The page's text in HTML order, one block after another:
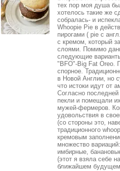
тех пор моя душа
хотелось такие же
собралась- и
Whoopie Pie в
пирогами ( pie с
с кремом, который
слоями. Помимо
следующие
"BFO"-Big Fat Oreo.
спорное.
в Новой Англии, но
что истоки идут от
Согласно
пекли и помещали
мужей-фермеров.
удовольствия в
(со стороны это,
традиционного
кремовым
множество
имбирные,
(этот я взяла себе
ближайшем